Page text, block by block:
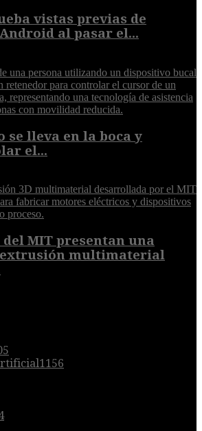
vistas previas de
al pasar el...
se lleva en la boca y
el...
MIT presentan una
multimaterial
1156